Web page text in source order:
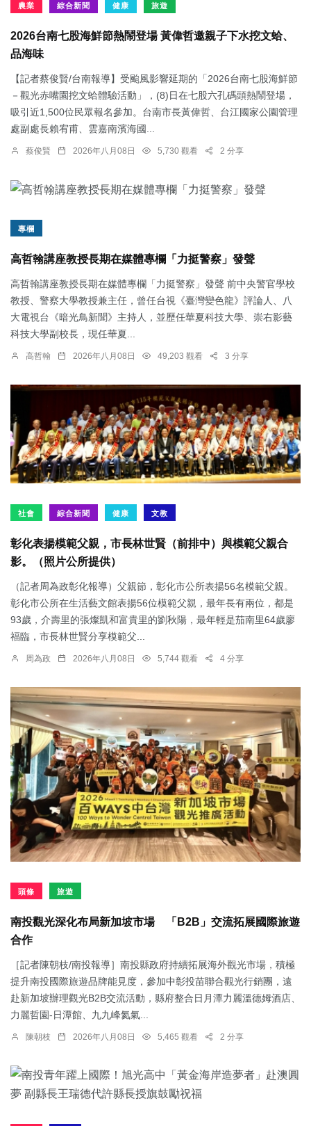
農業 綜合新聞 健康 旅遊
2026台南七股海鮮節熱鬧登場 黃偉哲邀親子下水挖文蛤、
品海味
【記者蔡俊賢/台南報導】受颱風影響延期的「2026台南七股海鮮節
－觀光赤嘴園挖文蛤體驗活動」，(8)日在七股六孔碼頭熱鬧登場，
吸引近1,500位民眾報名參加。台南市長黃偉哲、台江國家公園管理
處副處長賴宥甫、雲嘉南濱海國...
蔡俊賢 2026年八月08日 5,730 觀看 2 分享
專欄
高哲翰講座教授長期在媒體專欄「力挺警察」發聲
高哲翰講座教授長期在媒體專欄「力挺警察」發聲 前中央警官學校
教授、警察大學教授兼主任，曾任台視《臺灣變色龍》評論人、八
大電視台《暗光鳥新聞》主持人，並歷任華夏科技大學、崇右影藝
科技大學副校長，現任華夏...
高哲翰 2026年八月08日 49,203 觀看 3 分享
社會 綜合新聞 健康 文教
彰化表揚模範父親，市長林世賢（前排中）與模範父親合
影。（照片公所提供）
（記者周為政彰化報導）父親節，彰化市公所表揚56名模範父親。
彰化市公所在生活藝文館表揚56位模範父親，最年長有兩位，都是
93歲，介壽里的張燦凱和富貴里的劉秋陽，最年輕是茄南里64歲廖
福臨，市長林世賢分享模範父...
周為政 2026年八月08日 5,744 觀看 4 分享
頭條 旅遊
南投觀光深化布局新加坡市場 「B2B」交流拓展國際旅遊
合作
［記者陳朝枝/南投報導］南投縣政府持續拓展海外觀光市場，積極
提升南投國際旅遊品牌能見度，參加中彰投苗聯合觀光行銷團，遠
赴新加坡辦理觀光B2B交流活動，縣府整合日月潭力麗溫德姆酒店、
力麗哲園-日潭館、九九峰氦氣...
陳朝枝 2026年八月08日 5,465 觀看 2 分享